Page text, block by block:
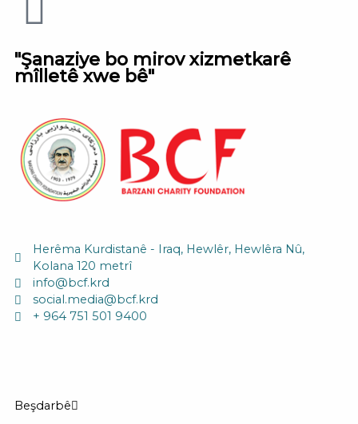
"Şanaziye bo mirov xizmetkarê
mîlletê xwe bê"
Herêma Kurdistanê - Iraq, Hewlêr, Hewlêra Nû,
Kolana 120 metrî
info@bcf.krd
social.media@bcf.krd
+ 964 751 501 9400
Beşdarbê